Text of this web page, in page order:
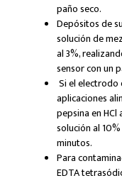
paño seco.
Depósitos de
solución de
al 3%,
sensor con un
Si el electrodo
aplicaciones
pepsina en HCl
solución al
minutos.
Para
EDTA